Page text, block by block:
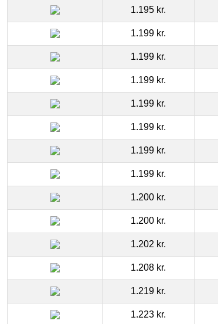
1.195 kr.
1.199 kr.
1.199 kr.
1.199 kr.
1.199 kr.
1.199 kr.
1.199 kr.
1.199 kr.
1.200 kr.
1.200 kr.
1.202 kr.
1.208 kr.
1.219 kr.
1.223 kr.